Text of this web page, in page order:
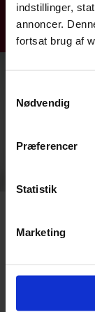
indstillinger,
annoncer.
fortsat brug af
Nødvendig
Præferencer
Statistik
Marketing
Onsdag